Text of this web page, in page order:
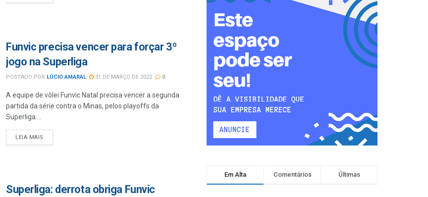
Funvic precisa vencer para forçar 3º
jogo na Superliga
POSTADO POR LÚCIO AMARAL 31 DE MARÇO DE 2022 0
A equipe de vôlei Funvic Natal precisa vencer a segunda
partida da série contra o Minas, pelos playoffs da
Superliga ...
LEIA MAIS
Superliga: derrota obriga Funvic
Em Alta Comentários Últimas